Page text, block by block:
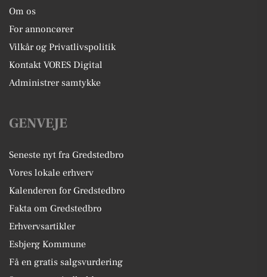
Om os
For annoncører
Vilkår og Privatlivspolitik
Kontakt VORES Digital
Administrer samtykke
GENVEJE
Seneste nyt fra Gredstedbro
Vores lokale erhverv
Kalenderen for Gredstedbro
Fakta om Gredstedbro
Erhvervsartikler
Esbjerg Kommune
Få en gratis salgsvurdering